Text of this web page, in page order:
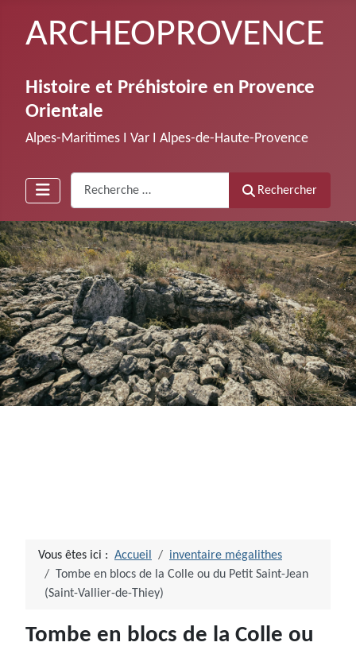
ARCHEOPROVENCE
Histoire et Préhistoire en Provence
Orientale
Alpes-Maritimes Ι Var Ι Alpes-de-Haute-Provence
Rechercher
Vous êtes ici : Accueil
inventaire mégalithes
Tombe en blocs de la Colle ou du Petit Saint-Jean
(Saint-Vallier-de-Thiey)
Tombe en blocs de la Colle ou